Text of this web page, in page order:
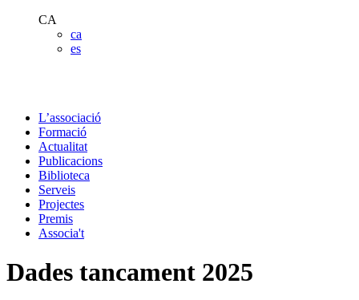
CA
ca
es
L’associació
Formació
Actualitat
Publicacions
Biblioteca
Serveis
Projectes
Premis
Associa't
Dades tancament 2025